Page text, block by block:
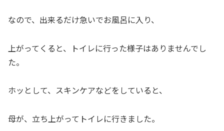
なので、出来るだけ急いでお風呂に入り、
上がってくると、トイレに行った様子はありませんでし
た。
ホッとして、スキンケアなどをしていると、
母が、立ち上がってトイレに行きました。